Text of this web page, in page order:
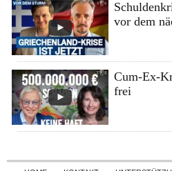
vor dem
Cum-Ex-
frei